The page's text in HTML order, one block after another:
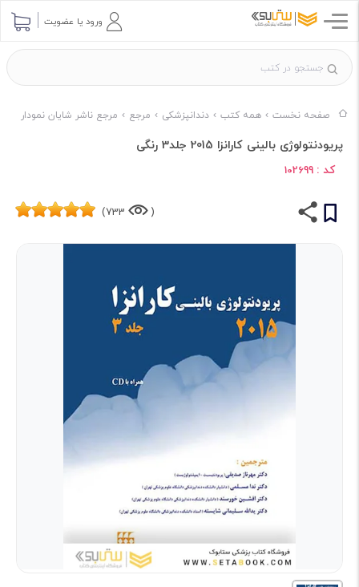
ورود یا عضویت
صفحه نخست همه کتب دندانپزشکی مرجع مرجع ناشر شایان نمودار
پریودنتولوژی بالینی کارانزا 2015 جلد3 رنگی
کد : 102699
(
733)